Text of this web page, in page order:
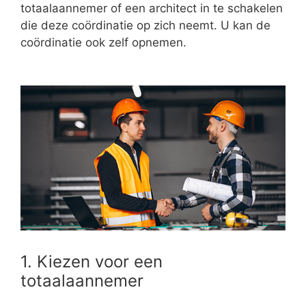
totaalaannemer of een architect in te schakelen
die deze coördinatie op zich neemt. U kan de
coördinatie ook zelf opnemen.
1. Kiezen voor een
totaalaannemer